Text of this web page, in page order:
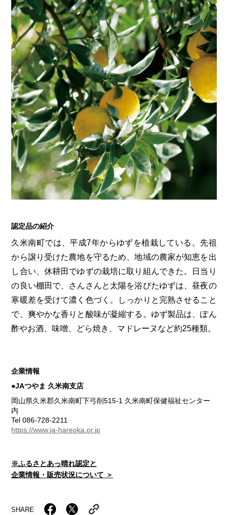
認定品の紹介
久米南町では、平成7年からゆずを植栽している。先祖
から譲り受けた農地を守るため、地域の農家が知恵を出
し合い、休耕田でゆずの栽培に取り組んできた。日当り
の良い棚田で、さんさんと太陽を浴びたゆずは、昼夜の
寒暖差を受けて濃く色づく。しっかりと完熟させること
で、爽やかな香りと酸味が凝縮する。ゆず製品は、ぽん
酢やお酒、味噌、どら焼き、マドレーヌなど約25種類。
企業情報
●JAつやま 久米南支店
岡山県久米郡久米南町下弓削515-1 久米南町保健福祉センター
内
Tel 086-728-2211
https://www.ja-hareoka.or.jp
※ふるさとあっ晴れ認定と
企業情報・販売状況について ＞
SHARE